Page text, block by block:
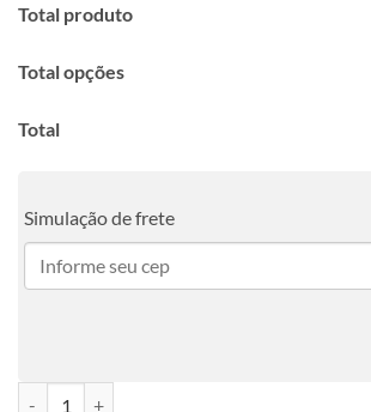
Total produto
Total opções
Total
Simulação de frete